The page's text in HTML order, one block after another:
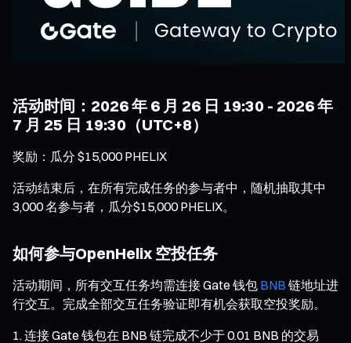
活动时间：2026 年 6 月 26 日 19:30 - 2026 年
7 月 25 日 19:30（UTC+8）
奖励：瓜分 $15,000 PHELIX
活动结束后，在所有完成任务的参与者中，随机抽取其中
3,000 名参与者，瓜分$15,000 PHELIX。
如何参与OpenHelix 空投任务
活动期间，所有交互任务均需连接 Gate 钱包 BNB 链地址进
行交互。完成全部交互任务验证即有机会获取空投奖励。
连接 Gate 钱包在 BNB 链完成不少于 0.01 BNB 的交易